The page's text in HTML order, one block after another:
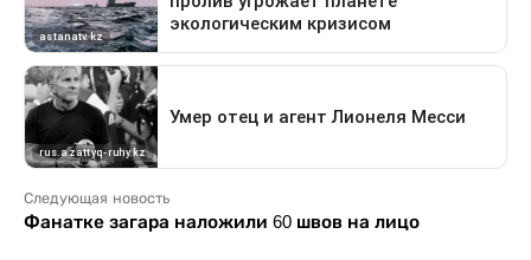
Следующая новость
Фанатке загара наложили 60 швов на лицо